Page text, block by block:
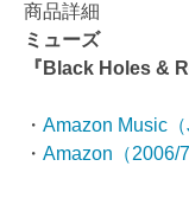
商品詳細
ミューズ
『Black Holes &
・ Amazon Music（
・ Amazon（2006/